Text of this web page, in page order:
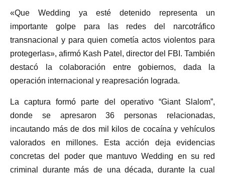
«Que Wedding ya esté detenido representa un
importante golpe para las redes del narcotráfico
transnacional y para quien cometía actos violentos para
protegerlas», afirmó Kash Patel, director del FBI. También
destacó la colaboración entre gobiernos, dada la
operación internacional y reapresación lograda.
La captura formó parte del operativo “Giant Slalom”,
donde se apresaron 36 personas relacionadas,
incautando más de dos mil kilos de cocaína y vehículos
valorados en millones. Esta acción deja evidencias
concretas del poder que mantuvo Wedding en su red
criminal durante más de una década, durante la cual